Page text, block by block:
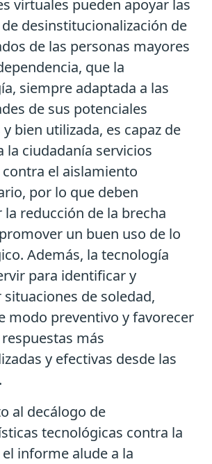
virtuales pueden apoyar las
desinstitucionalización de
de las personas mayores
que la
siempre adaptada a las
de sus potenciales
bien utilizada, es capaz de
la ciudadanía servicios
el aislamiento
por lo que deben
reducción de la brecha
un buen uso de lo
Además, la tecnología
para identificar y
de soledad,
modo preventivo y favorecer
más
y efectivas desde las
al decálogo de
tecnológicas contra la
informe alude a la